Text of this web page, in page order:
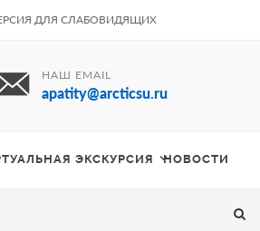
ДЛЯ СЛАБОВИДЯЩИХ
НАШ EMAIL
apatity@arcticsu.ru
ЭКСКУРСИЯ НОВОСТИ